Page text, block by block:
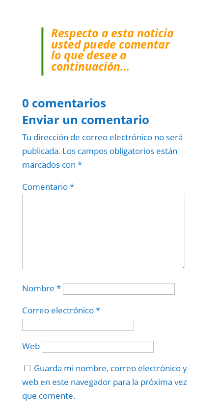
Respecto a esta noticia
usted puede comentar
lo que desee a
continuación…
0 comentarios
Enviar un comentario
Tu dirección de correo electrónico no será
publicada. Los campos obligatorios están
marcados con *
Comentario*
Nombre *
Correo electrónico*
Web
Guarda mi nombre, correo electrónico y
web en este navegador para la próxima vez
que comente.